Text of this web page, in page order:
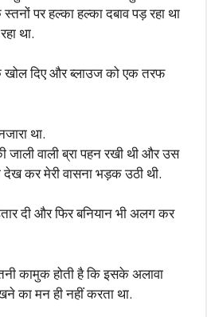
पर हल्का हल्का दबाव पड़ रहा था
था.
दिए और ब्लाउज को एक तरफ
था.
जाली वाली ब्रा पहन रखी थी और उस
देख कर मेरी वासना भड़क उठी थी.
दी और फिर बनियान भी अलग कर
कामुक होती है कि इसके अलावा
का मन ही नहीं करता था.